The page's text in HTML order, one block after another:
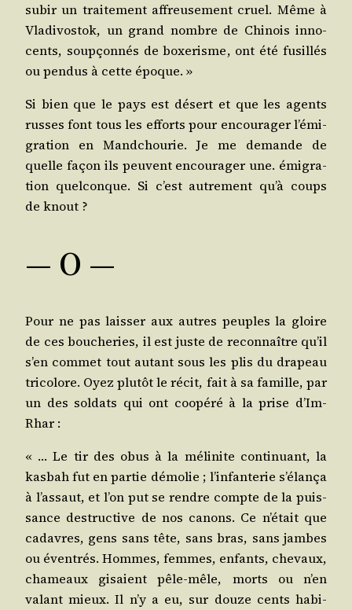
subir un trai­te­ment affreu­se­ment cruel. Même à
Vla­di­vos­tok, un grand nombre de Chi­nois inno­
cents, soup­çon­nés de boxe­risme, ont été fusillés
ou pen­dus à cette époque. »
Si bien que le pays est désert et que les agents
russes font tous les efforts pour encou­ra­ger l’é­mi­
gra­tion en Mand­chou­rie. Je me demande de
quelle façon ils peuvent encou­ra­ger une. émi­gra­
tion quel­conque. Si c’est autre­ment qu’à coups
de knout ?
― O ―
Pour ne pas lais­ser aux autres peuples la gloire
de ces bou­che­ries, il est juste de recon­naître qu’il
s’en com­met tout autant sous les plis du dra­peau
tri­co­lore. Oyez plu­tôt le récit, fait à sa famille, par
un des sol­dats qui ont coopé­ré à la prise d’Im-
Rhar :
« … Le tir des obus à la méli­nite conti­nuant, la
kas­bah fut en par­tie démo­lie ; l’in­fan­te­rie s’é­lan­ça
à l’as­saut, et l’on put se rendre compte de la puis­
sance des­truc­tive de nos canons. Ce n’é­tait que
cadavres, gens sans tête, sans bras, sans jambes
ou éven­trés. Hommes, femmes, enfants, che­vaux,
cha­meaux gisaient pêle-mêle, morts ou n’en
valant mieux. Il n’y a eu, sur douze cents habi­